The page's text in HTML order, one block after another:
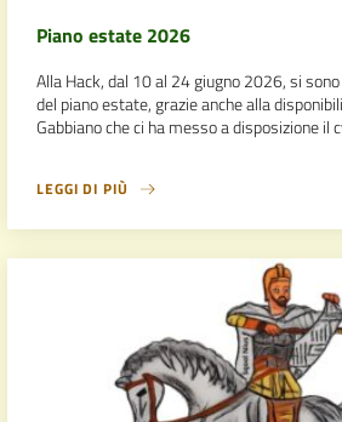
Piano estate 2026
Alla Hack, dal 10 al 24 giugno 2026, si
del piano estate, grazie anche alla
Gabbiano che ci ha messo a disposizione il
LEGGI DI PIÙ